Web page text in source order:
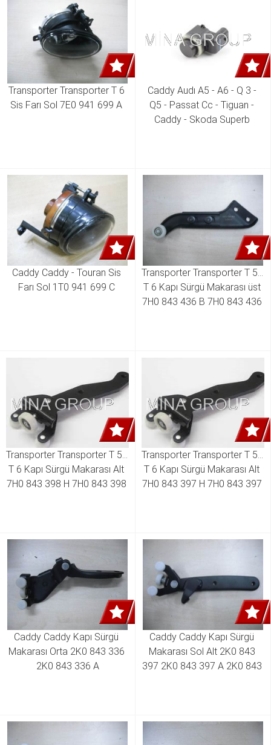
Transporter Transporter T 6
Sis Farı Sol 7E0 941 699 A
Caddy Audı A5 - A6 - Q 3 -
Q5 - Passat Cc - Tiguan -
Caddy - Skoda Superb
Caddy Caddy - Touran Sis
Farı Sol 1T0 941 699 C
Transporter Transporter T 5 -
T 6 Kapı Sürgü Makarası üst
7H0 843 436 B 7H0 843 436
Transporter Transporter T 5 -
T 6 Kapı Sürgü Makarası Alt
7H0 843 398 H 7H0 843 398
Transporter Transporter T 5 -
T 6 Kapı Sürgü Makarası Alt
7H0 843 397 H 7H0 843 397
Caddy Caddy Kapı Sürgü
Makarası Orta 2K0 843 336
2K0 843 336 A
Caddy Caddy Kapı Sürgü
Makarası Sol Alt 2K0 843
397 2K0 843 397 A 2K0 843